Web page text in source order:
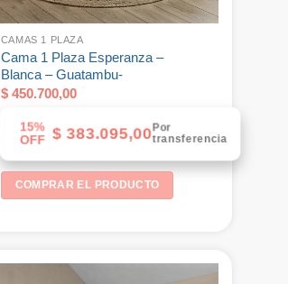
CAMAS 1 PLAZA
Cama 1 Plaza Esperanza –
Blanca – Guatambu-
$450.700,00
15%
OFF
$383.095,00Por
transferencia
COMPRAR EL PRODUCTO